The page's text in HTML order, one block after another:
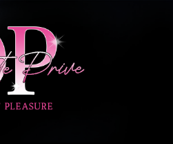
Dynamite Prive -
Privehuis Nieuwegein